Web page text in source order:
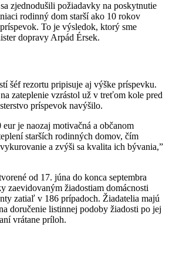
zjednodušili požiadavky na poskytnutie
rodinný dom starší ako 10 rokov
To je výsledok, ktorý sme
dopravy Arpád Érsek.
šéf rezortu pripisuje aj výške príspevku.
zateplenie vzrástol už v treťom kole pred
príspevok navýšilo.
je naozaj motivačná a občanom
starších rodinných domov, čím
a zvýši sa kvalita ich bývania,”
od 17. júna do konca septembra
zaevidovaným žiadostiam domácnosti
zatiaľ v 186 prípadoch. Žiadatelia majú
doručenie listinnej podoby žiadosti po jej
vrátane príloh.